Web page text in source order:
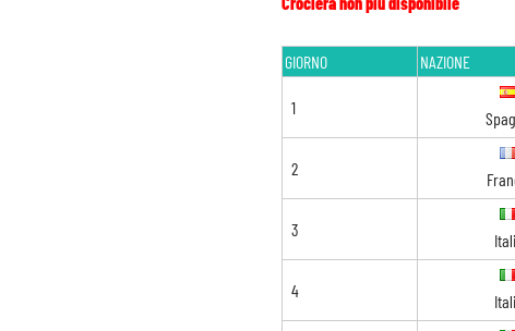
GIORNO NAZIONE
1
2
3
4